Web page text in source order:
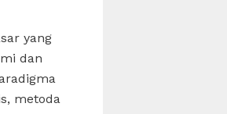
yang
dan
metoda